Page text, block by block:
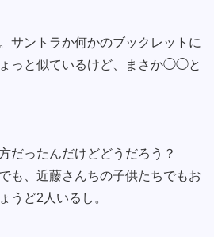
サントラか何かのブックレットに
っと似ているけど、まさか◯◯と
だったんだけどどうだろう？
も、近藤さんちの子供たちでもお
うど2人いるし。